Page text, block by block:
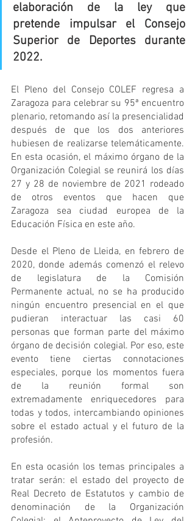
elaboración de la ley que
pretende impulsar el Consejo
Superior de Deportes durante
2022.
El Pleno del Consejo COLEF regresa a
Zaragoza para celebrar su 95ª encuentro
plenario, retomando así la presencialidad
después de que los dos anteriores
hubiesen de realizarse telemáticamente.
En esta ocasión, el máximo órgano de la
Organización Colegial se reunirá los días
27 y 28 de noviembre de 2021 rodeado
de otros eventos que hacen que
Zaragoza sea ciudad europea de la
Educación Física en este año.
Desde el Pleno de Lleida, en febrero de
2020, donde además comenzó el relevo
de legislatura de la Comisión
Permanente actual, no se ha producido
ningún encuentro presencial en el que
pudieran interactuar las casi 60
personas que forman parte del máximo
órgano de decisión colegial. Por eso, este
evento tiene ciertas connotaciones
especiales, porque los momentos fuera
de la reunión formal son
extremadamente enriquecedores para
todas y todos, intercambiando opiniones
sobre el estado actual y el futuro de la
profesión.
En esta ocasión los temas principales a
tratar serán: el estado del proyecto de
Real Decreto de Estatutos y cambio de
denominación de la Organización